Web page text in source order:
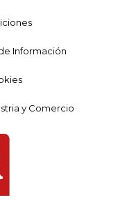
Información
y Comercio